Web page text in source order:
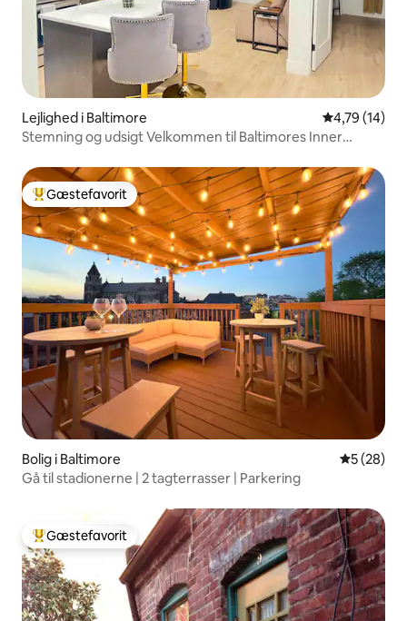
Lejlighed i Baltimore 4,79 ud af 5
4,79 (14)
Stemning og udsigt Velkommen til Baltimores Inner
Bedste gæstefavorit
Gæstefavorit
Bolig i Baltimore 5 ud af 5 i
5 (28)
Gå til stadionerne | 2 tagterrasser | Parkering
Bedste gæstefavorit
Gæstefavorit